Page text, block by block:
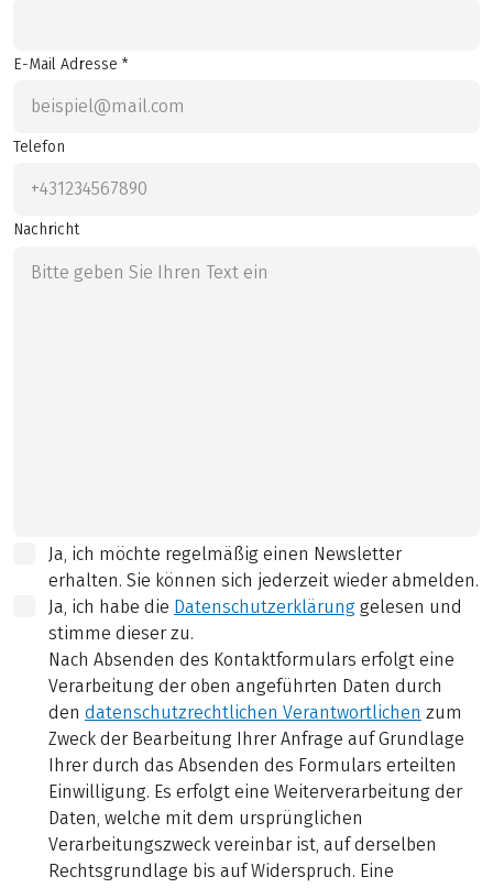
E-Mail Adresse *
Telefon
Nachricht
Ja, ich möchte regelmäßig einen Newsletter
erhalten. Sie können sich jederzeit wieder abmelden.
Ja, ich habe die Datenschutzerklärung gelesen und
stimme dieser zu.
Nach Absenden des Kontaktformulars erfolgt eine
Verarbeitung der oben angeführten Daten durch
den datenschutzrechtlichen Verantwortlichen zum
Zweck der Bearbeitung Ihrer Anfrage auf Grundlage
Ihrer durch das Absenden des Formulars erteilten
Einwilligung. Es erfolgt eine Weiterverarbeitung der
Daten, welche mit dem ursprünglichen
Verarbeitungszweck vereinbar ist, auf derselben
Rechtsgrundlage bis auf Widerspruch. Eine